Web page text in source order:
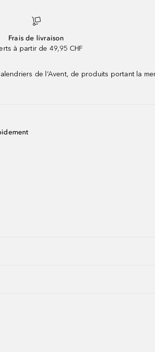
Frais de livraison
à partir de 49,95 CHF
de l’Avent, de produits portant la